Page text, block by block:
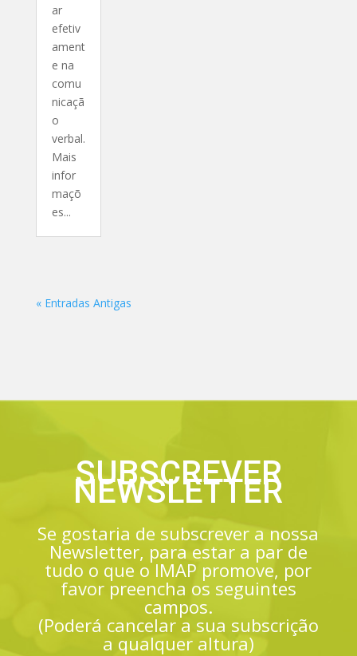
ar
efetiv
ament
e na
comu
nicaçã
o
verbal.
Mais
infor
maçõ
es...
« Entradas Antigas
SUBSCREVER
NEWSLETTER
Se gostaria de subscrever a nossa
Newsletter, para estar a par de
tudo o que o IMAP promove, por
favor preencha os seguintes
campos.
(Poderá cancelar a sua subscrição
a qualquer altura)